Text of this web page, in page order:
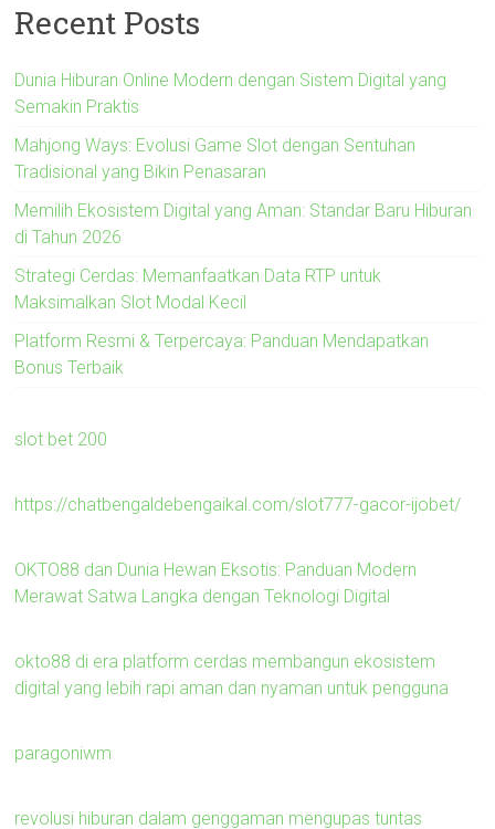
Recent Posts
Dunia Hiburan Online Modern dengan Sistem Digital yang
Semakin Praktis
Mahjong Ways: Evolusi Game Slot dengan Sentuhan
Tradisional yang Bikin Penasaran
Memilih Ekosistem Digital yang Aman: Standar Baru Hiburan
di Tahun 2026
Strategi Cerdas: Memanfaatkan Data RTP untuk
Maksimalkan Slot Modal Kecil
Platform Resmi & Terpercaya: Panduan Mendapatkan
Bonus Terbaik
slot bet 200
https://chatbengaldebengaikal.com/slot777-gacor-ijobet/
OKTO88 dan Dunia Hewan Eksotis: Panduan Modern
Merawat Satwa Langka dengan Teknologi Digital
okto88 di era platform cerdas membangun ekosistem
digital yang lebih rapi aman dan nyaman untuk pengguna
paragoniwm
revolusi hiburan dalam genggaman mengupas tuntas